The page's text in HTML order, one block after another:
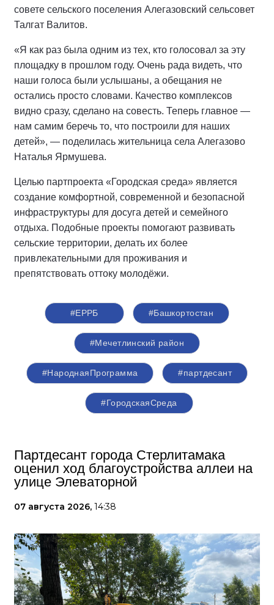
совете сельского поселения Алегазовский сельсовет
Талгат Валитов.
«Я как раз была одним из тех, кто голосовал за эту
площадку в прошлом году. Очень рада видеть, что
наши голоса были услышаны, а обещания не
остались просто словами. Качество комплексов
видно сразу, сделано на совесть. Теперь главное —
нам самим беречь то, что построили для наших
детей», — поделилась жительница села Алегазово
Наталья Ярмушева.
Целью партпроекта «Городская среда» является
создание комфортной, современной и безопасной
инфраструктуры для досуга детей и семейного
отдыха. Подобные проекты помогают развивать
сельские территории, делать их более
привлекательными для проживания и
препятствовать оттоку молодёжи.
#ЕРРБ #Башкортостан
#Мечетлинский район
#НароднаяПрограмма #партдесант
#ГородскаяСреда
Партдесант города Стерлитамака
оценил ход благоустройства аллеи на
улице Элеваторной
07 августа 2026, 14:38